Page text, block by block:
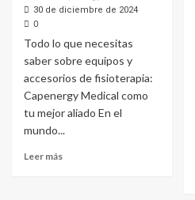
30 de diciembre de 2024
0
Todo lo que necesitas
saber sobre equipos y
accesorios de fisioterapia:
Capenergy Medical como
tu mejor aliado En el
mundo...
Leer más